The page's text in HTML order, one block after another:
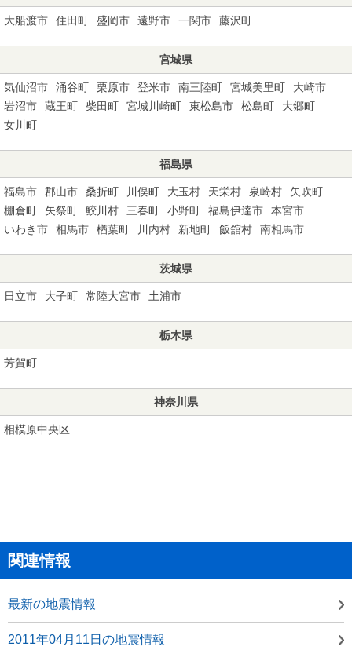
大船渡市 住田町 盛岡市 遠野市 一関市 藤沢町
宮城県
気仙沼市 涌谷町 栗原市 登米市 南三陸町 宮城美里町
大崎市
岩沼市
蔵王町 柴田町 宮城川崎町 東松島市 松島町
大郷町
女川町
福島県
福島市 郡山市 桑折町 川俣町 大玉村 天栄村 泉崎村
矢吹町
棚倉町
矢祭町 鮫川村 三春町 小野町 福島伊達市
本宮市
いわき市
相馬市 楢葉町 川内村 新地町 飯舘村 南相馬市
茨城県
日立市 大子町 常陸大宮市 土浦市
栃木県
芳賀町
神奈川県
相模原中央区
関連情報
最新の地震情報
2011年04月11日の地震情報